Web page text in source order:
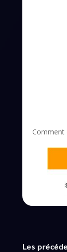
Comment
Les